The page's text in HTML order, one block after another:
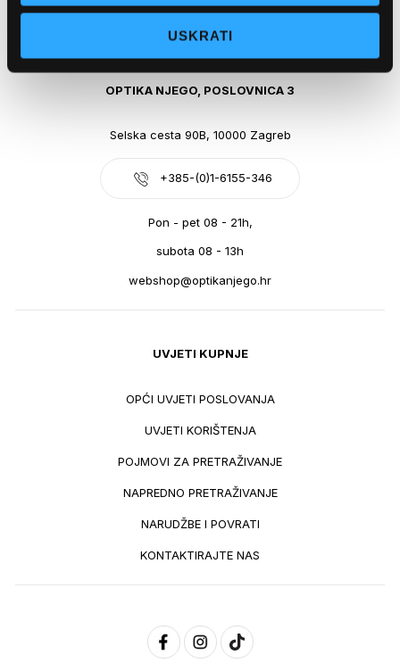
USKRATI
Sub: 07-21h
webshop@optikanjego.hr
OPTIKA NJEGO, POSLOVNICA 3
Selska cesta 90B, 10000 Zagreb
+385-(0)1-6155-346
Pon - pet 08 - 21h,
subota 08 - 13h
webshop@optikanjego.hr
UVJETI KUPNJE
OPĆI UVJETI POSLOVANJA
UVJETI KORIŠTENJA
POJMOVI ZA PRETRAŽIVANJE
NAPREDNO PRETRAŽIVANJE
NARUDŽBE I POVRATI
KONTAKTIRAJTE NAS